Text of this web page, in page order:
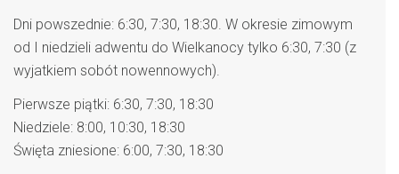
Dni powszednie: 6:30, 7:30, 18:30. W okresie zimowym
od I niedzieli adwentu do Wielkanocy tylko 6:30, 7:30 (z
wyjatkiem sobót nowennowych).
Pierwsze piątki: 6:30, 7:30, 18:30
Niedziele: 8:00, 10:30, 18:30
Święta zniesione: 6:00, 7:30, 18:30